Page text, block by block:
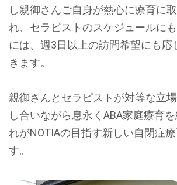
し親御さんご自身が熱心に療育に
れ、セラピストのスケジュールに
には、週3日以上の訪問希望にも応
きます。
親御さんとセラピストが対等な立
し合いながら息永くABA家庭療育
れがNOTIAの目指す新しい自閉症
す。